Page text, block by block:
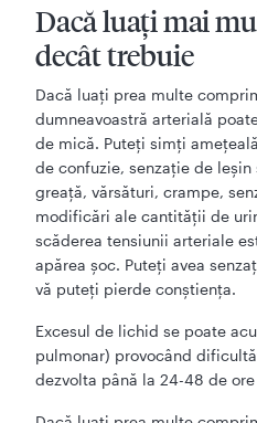
Dacă luaţi mai
decât trebuie
Dacă luaţi prea multe
dumneavoastră arterială
de mică. Puteţi simţi
de confuzie, senzaţie de
greaţă, vărsături, crampe,
modificări ale cantităţii de
scăderea tensiunii arteriale
apărea şoc. Puteţi avea
vă puteţi pierde conştienţa.
Excesul de lichid se poate
pulmonar) provocând
dezvolta până la 24-48 de